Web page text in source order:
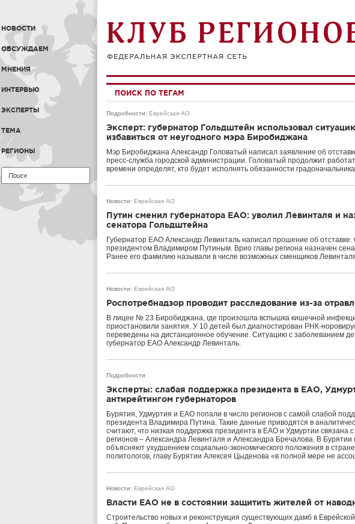
НОВОСТИ
ОБСУЖДАЕМ
МНЕНИЯ
ИНТЕРВЬЮ
ЭКСПЕРТЫ
ТЕМА
РЕГИОНЫ
ПОИСК ПО ТЕГАМ
Подробности: Еврейская АО
Эксперт: губернатор Гольдштейн использовал
избавиться от неугодного мэра Биробиджана
Мэр Биробиджана Александр Головатый написал заявление об
пресс-служба городской администрации. Головатый продолжит
времени определят, кто будет исполнять обязанности
Новости: Еврейская АО
Путин сменил губернатора ЕАО: уволил Левинталя и
сенатора Гольдштейна
Губернатор ЕАО Александр Левинталь написал прошение об
президентом Владимиром Путиным. Врио главы региона назначен
Ранее его фамилию называли в числе возможных сменщиков
Новости: Еврейская АО
Роспотребнадзор проводит расследование из-за
В лицее № 23 Биробиджана, где произошла вспышка кишечной
приостановили занятия. У 10 детей был диагностирован РНК-
переведены на дистанционное обучение. Ситуацию с заболеванием
губернатор ЕАО Александр Левинталь.
Подробности
Эксперты: слабая поддержка президента в ЕАО,
антирейтингом губернаторов
Бурятия, Удмуртия и ЕАО попали в число регионов с самой слабой
президента Владимира Путина. Такие данные приводятся в
считают, что низкая поддержка президента в ЕАО и Удмуртии связана
регионов – Александра Левинталя и Александра Бречалова. В
объясняют ухудшением социально-экономического положения в
политологов, главу Бурятии Алексея Цыденова «в полной мере не
Новости: Еврейская АО
Власти ЕАО не в состоянии защитить жителей от
Строительство новых и реконструкция существующих дамб в